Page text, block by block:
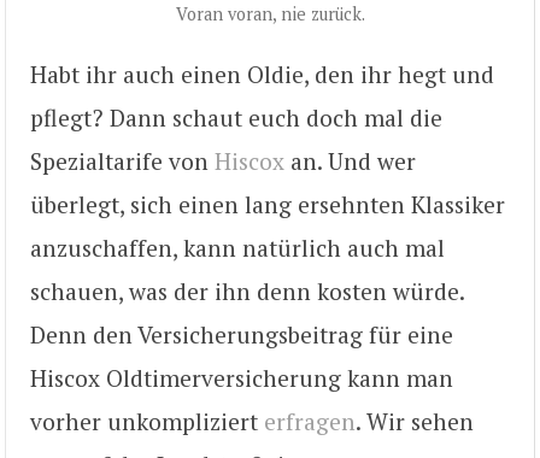
Voran voran, nie zurück.
Habt ihr auch einen Oldie, den ihr hegt und
pflegt? Dann schaut euch doch mal die
Spezialtarife von Hiscox an. Und wer
überlegt, sich einen lang ersehnten Klassiker
anzuschaffen, kann natürlich auch mal
schauen, was der ihn denn kosten würde.
Denn den Versicherungsbeitrag für eine
Hiscox Oldtimerversicherung kann man
vorher unkompliziert erfragen. Wir sehen